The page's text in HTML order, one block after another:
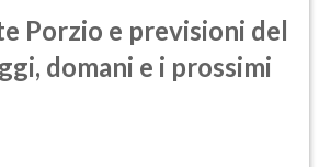
Porzio e previsioni del
domani e i prossimi